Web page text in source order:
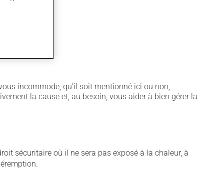
incommode, qu'il soit mentionné ici ou non,
la cause et, au besoin, vous aider à bien gérer la
sécuritaire où il ne sera pas exposé à la chaleur, à